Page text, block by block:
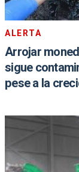
ALERTA
Arrojar
sigue
pese a la